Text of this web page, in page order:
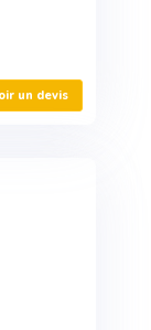
un devis